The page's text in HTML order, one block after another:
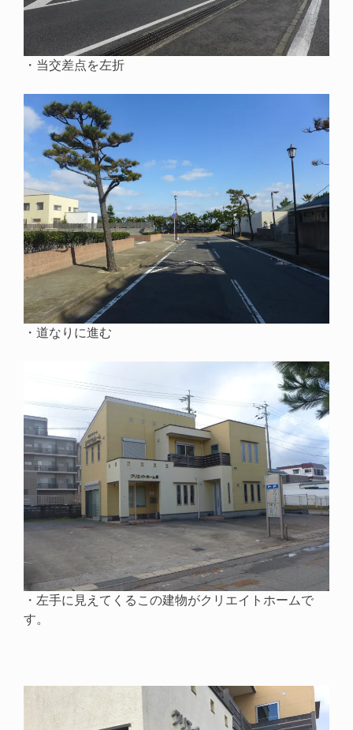
・当交差点を左折
・道なりに進む
・左手に見えてくるこの建物がクリエイトホームで
す。